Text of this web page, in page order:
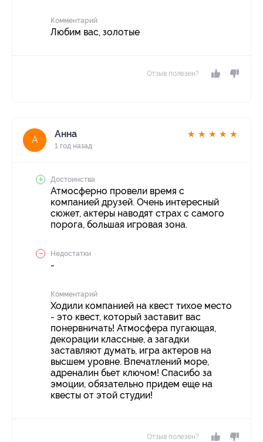
Комментарий
Любим вас, золотые
Отзыв полезен?
А
Анна
1 год назад
★ ★ ★ ★ ★
Достоинства
Атмосферно провели время с
компанией друзей. Очень интересный
сюжет, актеры наводят страх с самого
порога, большая игровая зона.
Недостатки
-
Комментарий
Ходили компанией на квест тихое место
- это квест, который заставит вас
понервничать! Атмосфера пугающая,
декорации классные, а загадки
заставляют думать, игра актеров на
высшем уровне. Впечатлений море,
адреналин бьет ключом! Спасибо за
эмоции, обязательно придем еще на
квесты от этой студии!
Отзыв полезен?